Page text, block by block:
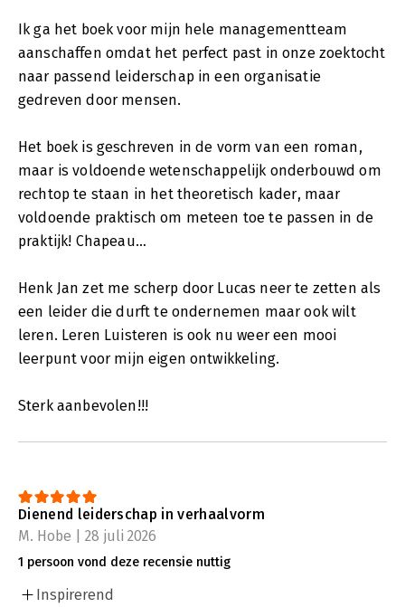
Ik ga het boek voor mijn hele managementteam
aanschaffen omdat het perfect past in onze zoektocht
naar passend leiderschap in een organisatie
gedreven door mensen.
Het boek is geschreven in de vorm van een roman,
maar is voldoende wetenschappelijk onderbouwd om
rechtop te staan in het theoretisch kader, maar
voldoende praktisch om meteen toe te passen in de
praktijk! Chapeau…
Henk Jan zet me scherp door Lucas neer te zetten als
een leider die durft te ondernemen maar ook wilt
leren. Leren Luisteren is ook nu weer een mooi
leerpunt voor mijn eigen ontwikkeling.
Sterk aanbevolen!!!
Dienend leiderschap in verhaalvorm
M. Hobe | 28 juli 2026
1 persoon vond deze recensie nuttig
Inspirerend